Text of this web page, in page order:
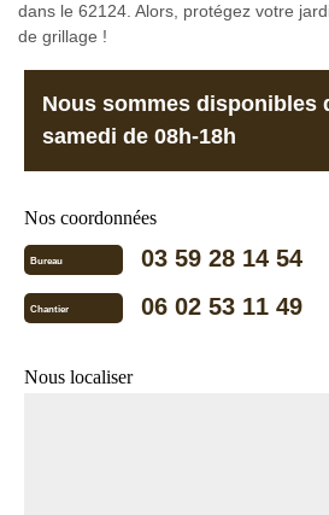
dans le 62124. Alors, protégez votre
de grillage !
Nous sommes disponibles
samedi de 08h-18h
Nos coordonnées
Bureau 03 59 28 14 54
Chantier 06 02 53 11 49
Nous localiser